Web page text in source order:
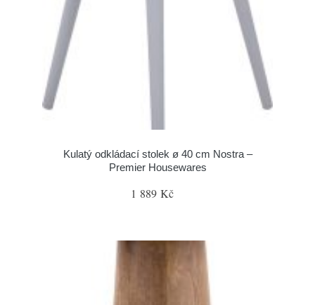
Kulatý odkládací stolek ø 40 cm Nostra –
Premier Housewares
1 889 Kč